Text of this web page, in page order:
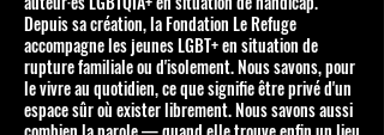
Depuis sa création, la Fondation Le Refuge
accompagne les jeunes LGBT+ en situation de
rupture familiale ou d'isolement. Nous savons, pour
le vivre au quotidien, ce que signifie être privé d'un
espace sûr où exister librement. Nous savons aussi